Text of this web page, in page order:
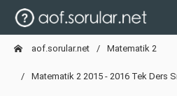
aof.sorular.net Matematik 2
Matematik 2 2015 - 2016 Tek Ders